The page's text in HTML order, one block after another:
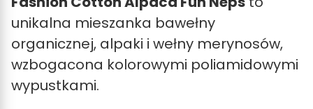
unikalna mieszanka bawełny
organicznej, alpaki i wełny merynosów,
wzbogacona kolorowymi poliamidowymi
wypustkami.